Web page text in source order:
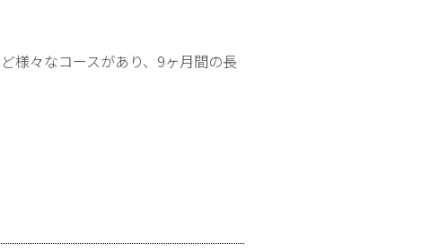
様々なコースがあり、9ヶ月間の長